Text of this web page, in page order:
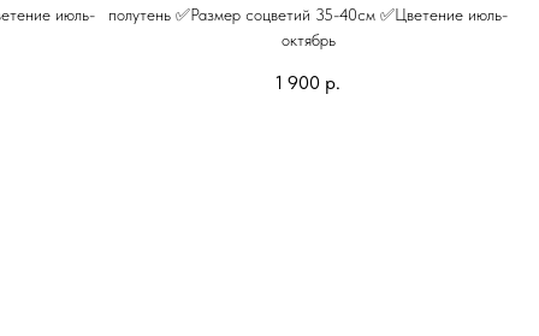
июль-
полутень ✅Размер соцветий 35-40см ✅Цветение июль-
октябрь
1 900 р.